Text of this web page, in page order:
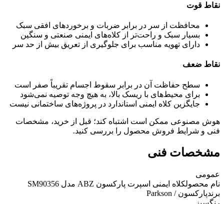
نقاط قوت
محافظت از سر در برابر ضربات و برخوردهای افقی سبک
بسیار سبک و راحت‌تر از کلاه‌های ایمنی صنعتی و سنگین
دارای تهویه مناسب برای جلوگیری از تعریق بیش از حد سر
نقاط ضعف
سطح حفاظت آن در برابر سقوط اجسام تقریباً صفر است
برای محیط‌های با ریسک بالا، به هیچ وجه توصیه نمی‌شود
جایگزین کلاه ایمنی استاندارد در پروژه‌های ساختمانی نیست
هوش مصنوعی ممکن است اشتباه کند؛ قبل از خرید، مشخصات
فنی و شرایط فروش محصول را بررسی کنید.
مشخصات فنی
عمومی
نام محصولکلاه ایمنی اسپرت پارکسون ABZ مدل SM90356
برندپارکسون / Parkson